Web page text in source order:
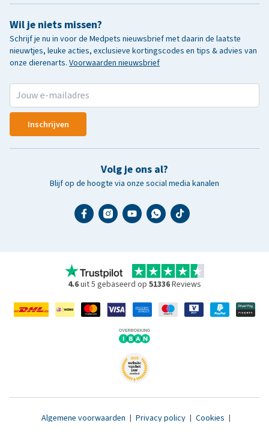
Wil je niets missen?
Schrijf je nu in voor de Medpets nieuwsbrief met daarin de laatste
nieuwtjes, leuke acties, exclusieve kortingscodes en tips & advies van
onze dierenarts. Voorwaarden nieuwsbrief
Inschrijven
Volg je ons al?
Blijf op de hoogte via onze social media kanalen
4.6uit 5 gebaseerd op 51336Reviews
Algemene voorwaarden | Privacy policy | Cookies |